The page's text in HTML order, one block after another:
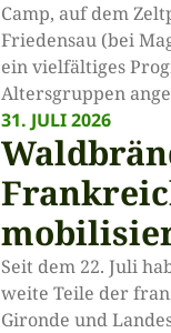
Camp, auf dem
Friedensau (bei
ein vielfältiges
Altersgruppen
31. JULI 2026
Seit dem 22. Juli
weite Teile der
Gironde und